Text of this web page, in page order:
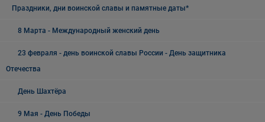
Праздники, дни воинской славы и памятные даты*
8 Марта - Международный женский день
23 февраля - день воинской славы России - День защитника
Отечества
День Шахтёра
9 Мая - День Победы